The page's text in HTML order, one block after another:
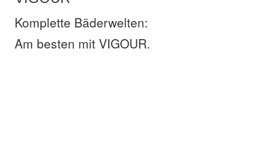
Komplette Bäderwelten:
Am besten mit VIGOUR.